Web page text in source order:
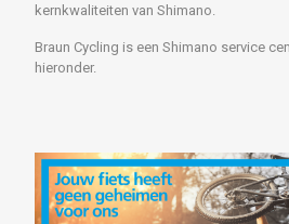
kernkwaliteiten van Shimano.
Braun Cycling is een Shimano service
hieronder.